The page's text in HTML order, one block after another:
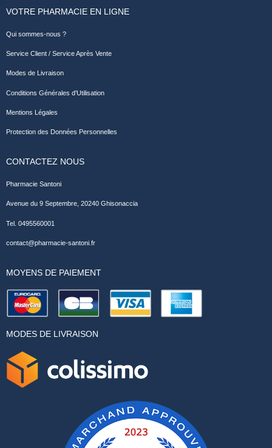
VOTRE PHARMACIE EN LIGNE
Qui sommes-nous ?
Service Client / Service Après Vente
Modes de Livraison
Conditions Générales d'Utilisation
Mentions Légales
Protection des Données Personnelles
CONTACTEZ NOUS
Pharmacie Santoni
Avenue du 9 Septembre, 20240 Ghisonaccia
Tel. 0495560001
contact@pharmacie-santoni.fr
MOYENS DE PAIEMENT
MODES DE LIVRAISON